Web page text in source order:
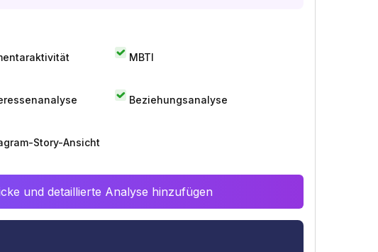
MBTI
Beziehungsanalyse
Story-Ansicht
und detaillierte Analyse hinzufügen